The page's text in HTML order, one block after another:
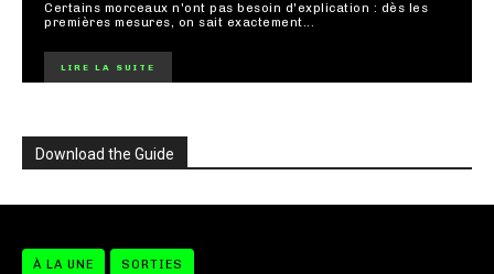
Certains morceaux n'ont pas besoin d'explication : dès les
premières mesures, on sait exactement...
LIRE LA SUITE
Download the Guide
À LA UNE SORTIES